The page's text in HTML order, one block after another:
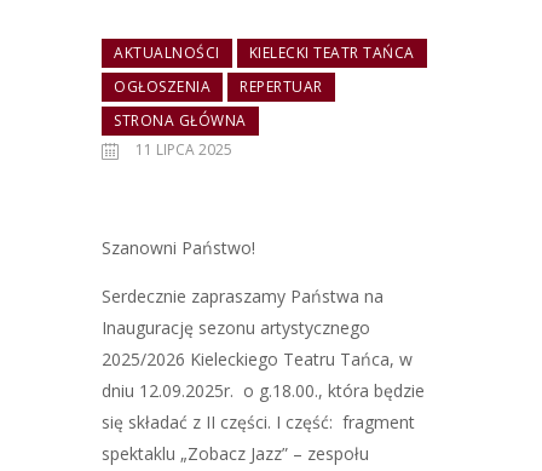
AKTUALNOŚCI
KIELECKI TEATR TAŃCA
OGŁOSZENIA
REPERTUAR
STRONA GŁÓWNA
11 LIPCA 2025
Szanowni Państwo!
Serdecznie zapraszamy Państwa na
Inaugurację sezonu artystycznego
2025/2026 Kieleckiego Teatru Tańca, w
dniu 12.09.2025r. o g.18.00., która będzie
się składać z II części. I część: fragment
spektaklu „Zobacz Jazz” – zespołu